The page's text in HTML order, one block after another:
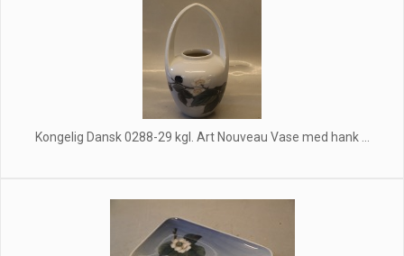
Kongelig Dansk 0288-29 kgl. Art Nouveau Vase med hank ...